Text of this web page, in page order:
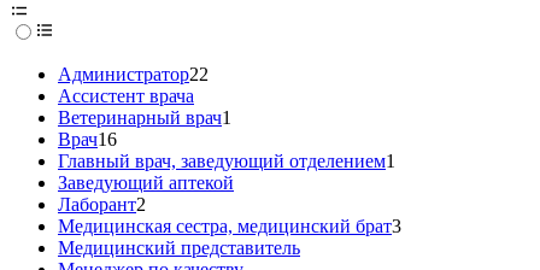
Администратор22
Ассистент врача
Ветеринарный врач1
Врач16
Главный врач, заведующий отделением1
Заведующий аптекой
Лаборант2
Медицинская сестра, медицинский брат3
Медицинский представитель